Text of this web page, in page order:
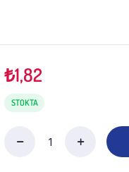
₺1,82
STOKTA